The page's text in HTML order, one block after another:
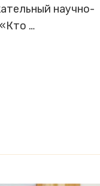
научно-
…